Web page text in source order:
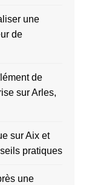
une
de
de
sur Arles,
sur Aix et
pratiques
une